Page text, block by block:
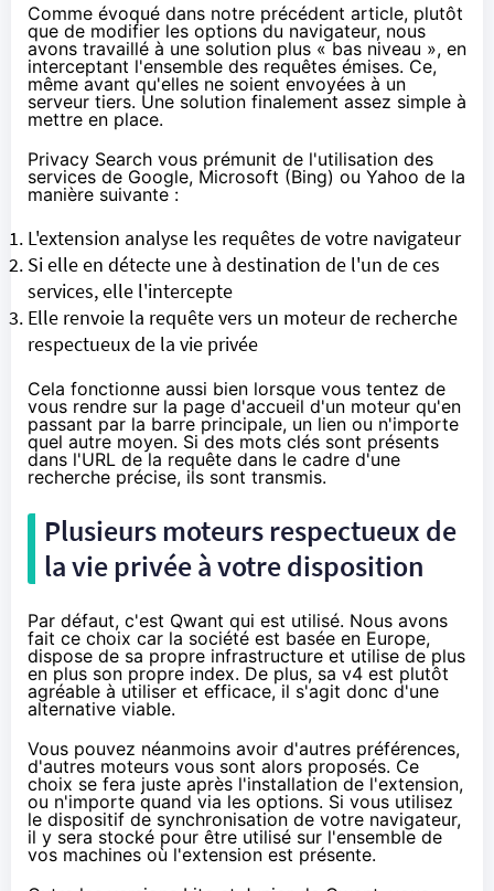
Comme évoqué dans notre précédent article, plutôt
que de modifier les options du navigateur, nous
avons travaillé à une solution plus « bas niveau », en
interceptant l'ensemble des requêtes émises. Ce,
même avant qu'elles ne soient envoyées à un
serveur tiers. Une solution finalement assez simple à
mettre en place.
Privacy Search vous prémunit de l'utilisation des
services de Google, Microsoft (Bing) ou Yahoo de la
manière suivante :
L'extension analyse les requêtes de votre navigateur
Si elle en détecte une à destination de l'un de ces
services, elle l'intercepte
Elle renvoie la requête vers un moteur de recherche
respectueux de la vie privée
Cela fonctionne aussi bien lorsque vous tentez de
vous rendre sur la page d'accueil d'un moteur qu'en
passant par la barre principale, un lien ou n'importe
quel autre moyen. Si des mots clés sont présents
dans l'URL de la requête dans le cadre d'une
recherche précise, ils sont transmis.
Plusieurs moteurs respectueux de
la vie privée à votre disposition
Par défaut, c'est Qwant qui est utilisé. Nous avons
fait ce choix car la société est basée en Europe,
dispose de sa propre infrastructure et utilise de plus
en plus son propre index. De plus, sa v4 est plutôt
agréable à utiliser et efficace, il s'agit donc d'une
alternative viable.
Vous pouvez néanmoins avoir d'autres préférences,
d'autres moteurs vous sont alors proposés. Ce
choix se fera juste après l'installation de l'extension,
ou n'importe quand via les options. Si vous utilisez
le dispositif de synchronisation de votre navigateur,
il y sera stocké pour être utilisé sur l'ensemble de
vos machines où l'extension est présente.